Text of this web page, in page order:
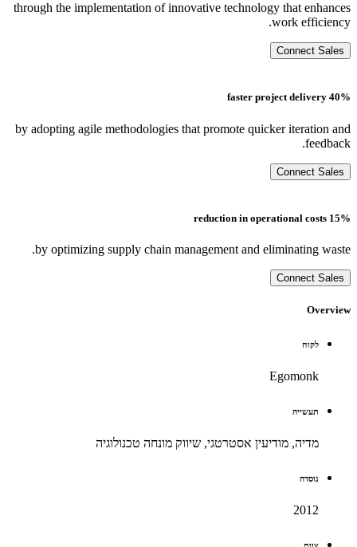
through the implementation of innovative technology that enhances
work efficiency.
Connect Sales
40% faster project delivery
by adopting agile methodologies that promote quicker iteration and
feedback.
Connect Sales
15% reduction in operational costs
by optimizing supply chain management and eliminating waste.
Connect Sales
Overview
לקוח
Egomonk
תעשייה
מדיה, מודיעין אסטרטגי, שיווק מונחה טכנולוגיה
נוסדה
2012